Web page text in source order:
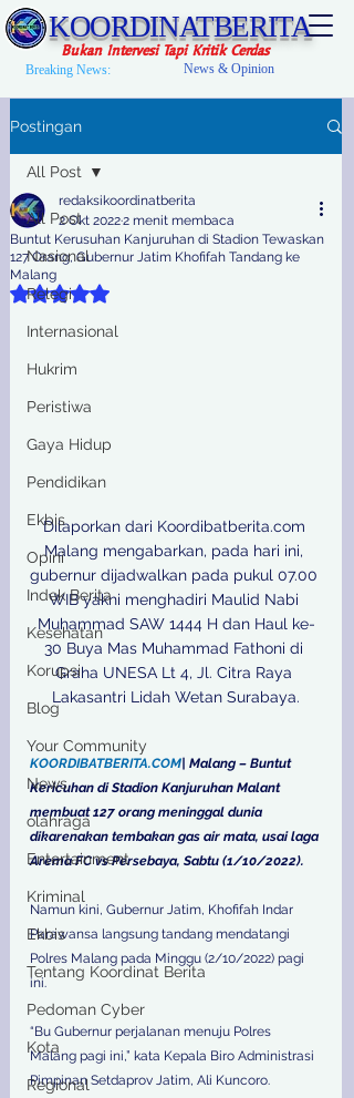
KOORDINATBERITA
Bukan Intervesi Tapi Kritik Cerdas
Breaking News: News & Opinion
Postingan
All Post
Nasional
Relegi
Internasional
Hukrim
Peristiwa
Gaya Hidup
Pendidikan
Ekbis
Opini
Indek Berita
Kesehatan
Korupsi
Blog
Your Community
News
olahraga
Entertainment
Kriminal
Ekbis
Tentang Koordinat Berita
Pedoman Cyber
Kota
Regional
All Post
Buntut Kerusuhan Kanjuruhan di Stadion Tewaskan
127 Orang, Gubernur Jatim Khofifah Tandang ke
Malang
redaksikoordinatberita
2 Okt 20222 menit membaca
Dinilai NaN dari 5 bintang.
Dilaporkan dari Koordibatberita.com
Malang mengabarkan, pada hari ini,
gubernur dijadwalkan pada pukul 07.00
WIB yakni menghadiri Maulid Nabi
Muhammad SAW 1444 H dan Haul ke-
30 Buya Mas Muhammad Fathoni di
Graha UNESA Lt 4, Jl. Citra Raya
Lakasantri Lidah Wetan Surabaya.
KOORDIBATBERITA.COM | Malang – Buntut
Kericuhan di Stadion Kanjuruhan Malant
membuat 127 orang meninggal dunia
dikarenakan tembakan gas air mata, usai laga
Arema FC vs Persebaya, Sabtu (1/10/2022).
Namun kini, Gubernur Jatim, Khofifah Indar
Parawansa langsung tandang mendatangi
Polres Malang pada Minggu (2/10/2022) pagi
ini.
“Bu Gubernur perjalanan menuju Polres
Malang pagi ini,” kata Kepala Biro Administrasi
Pimpinan Setdaprov Jatim, Ali Kuncoro.